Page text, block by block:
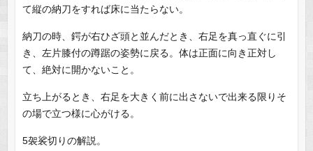
て縦の納刀をすれば床に当たらない。
納刀の時、鍔が右ひざ頭と並んだとき、右足を真っ直ぐに引
き、左片膝付の蹲踞の姿勢に戻る。体は正面に向き正対し
て、絶対に開かないこと。
立ち上がるとき、右足を大きく前に出さないで出来る限りそ
の場で立つ様に心がける。
5袈裟切りの解説。